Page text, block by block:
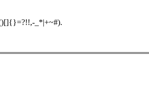
()[]{}=?!!,-_*|+~#).